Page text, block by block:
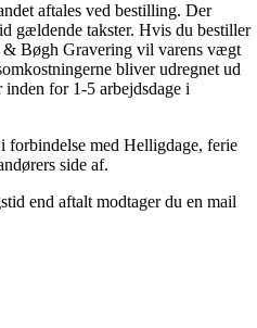
aftales ved bestilling. Der
gældende takster. Hvis du bestiller
Bøgh Gravering vil varens vægt
bliver udregnet ud
for 1-5 arbejdsdage i
med Helligdage, ferie
side af.
end aftalt modtager du en mail